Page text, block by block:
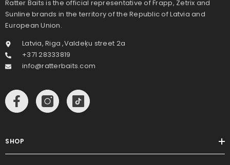
Ratter Baits is the official representative of Frapp, Zetrix and
Sunline brands in the territory of the Republic of Latvia and
European Union.
Latvia, Riga ,Valdeķu street 2a
+371 28333819
info@ratterbaits.com
SHOP